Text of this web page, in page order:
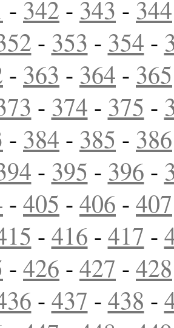
- 342 - 343 - 344
- 353 - 354 -
- 363 - 364 - 365
- 374 - 375 -
- 384 - 385 - 386
- 395 - 396 -
- 405 - 406 - 407
- 416 - 417 -
- 426 - 427 - 428
- 437 - 438 -